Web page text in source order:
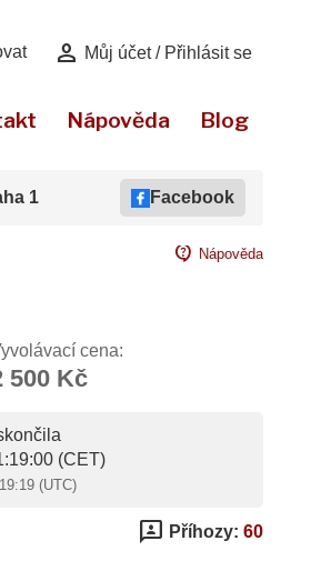
person Můj účet / Přihlásit se
Nápověda Blog
1 Facebook
contact_support Nápověda
cena:
500 Kč
(CET)
(UTC)
3p Příhozy: 60